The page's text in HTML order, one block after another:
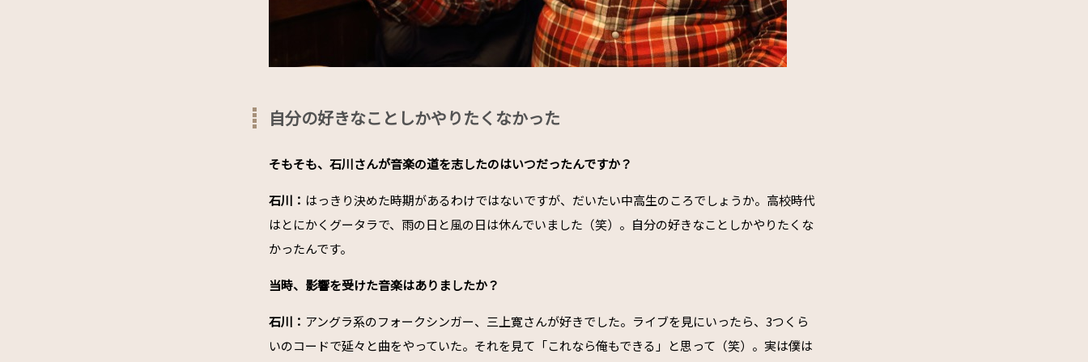
自分の好きなことしかやりたくなかった
――そもそも、石川さんが音楽の道を志したのはいつだったんですか？
石川： はっきり決めた時期があるわけではないですが、だいたい中高生のころでしょうか。高校時代
はとにかくグータラで、雨の日と風の日は休んでいました（笑）。自分の好きなことしかやりたくな
かったんです。
――当時、影響を受けた音楽はありましたか？
石川： アングラ系のフォークシンガー、三上寛さんが好きでした。ライブを見にいったら、3つくら
いのコードで延々と曲をやっていた。それを見て「これなら俺もできる」と思って（笑）。実は僕は